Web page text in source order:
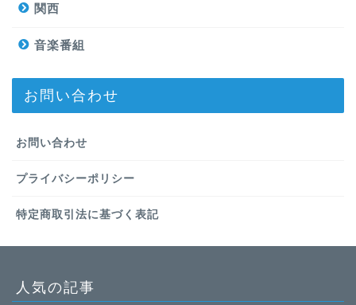
関西
音楽番組
お問い合わせ
お問い合わせ
プライバシーポリシー
特定商取引法に基づく表記
人気の記事